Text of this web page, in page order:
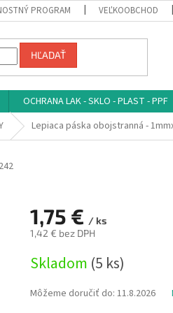
PROGRAM VEĽKOOBCHOD
HĽADAŤ
OCHRANA LAK - SKLO - PLAST - PPF
Lepiaca páska obojstranná -
1,75 € / ks
1,42 € bez DPH
cena:
Skladom (5 ks)
Môžeme doručiť do: 11.8.2026